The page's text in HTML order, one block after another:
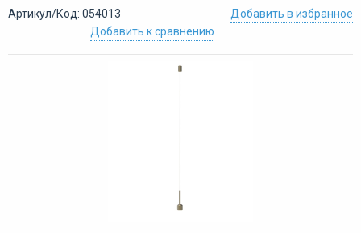
Артикул/Код: 054013
Добавить в избранное
Добавить к сравнению